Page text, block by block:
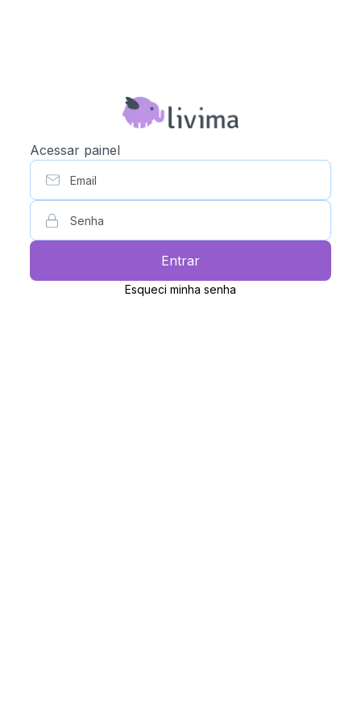
Acessar painel
Email
Senha
Entrar
Esqueci minha senha